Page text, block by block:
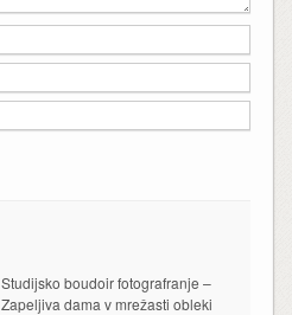
Studijsko boudoir fotografranje –
Zapeljiva dama v mrežasti obleki